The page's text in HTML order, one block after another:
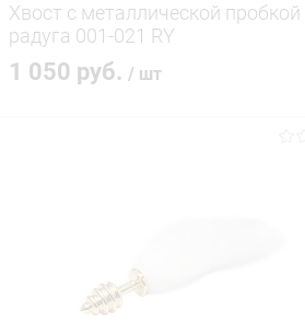
Хвост с металлической пробкой
радуга 001-021 RY
1 050 руб. / шт